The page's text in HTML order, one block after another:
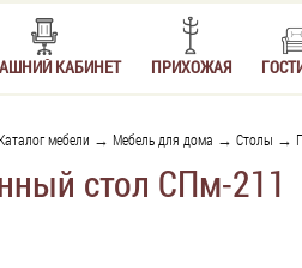
КАБИНЕТ ПРИХОЖАЯ
Каталог мебели → Мебель для дома → Столы →
стол СПм-211